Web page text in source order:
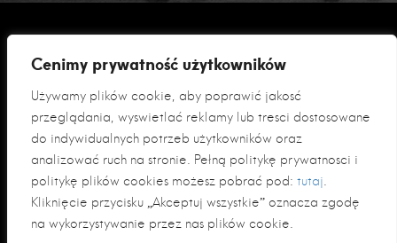
Cenimy prywatność użytkowników
Używamy plików cookie, aby poprawić jakość
przeglądania, wyświetlać reklamy lub treści dostosowane
do indywidualnych potrzeb użytkowników oraz
analizować ruch na stronie. Pełną politykę prywatności i
politykę plików cookies możesz pobrać pod: tutaj.
Kliknięcie przycisku „Akceptuj wszystkie” oznacza zgodę
na wykorzystywanie przez nas plików cookie.
Polityka prywatności
Klauzula informacyjna RODO